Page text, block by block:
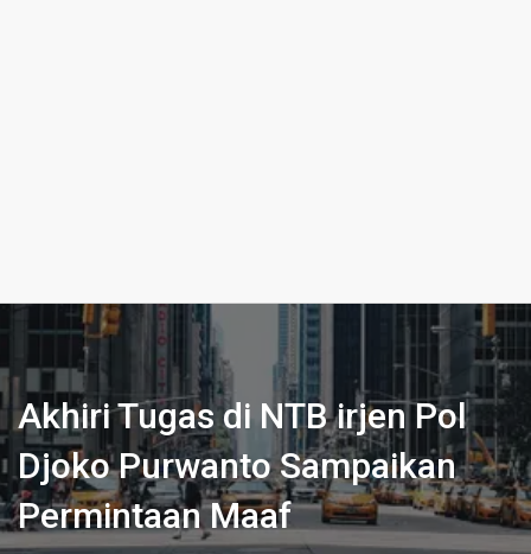
Akhiri Tugas di NTB irjen Pol
Djoko Purwanto Sampaikan
Permintaan Maaf